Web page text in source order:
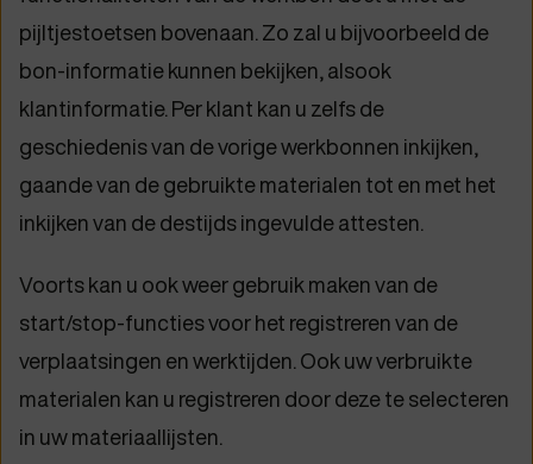
pijltjestoetsen bovenaan. Zo zal u bijvoorbeeld de
bon-informatie kunnen bekijken, alsook
klantinformatie. Per klant kan u zelfs de
geschiedenis van de vorige werkbonnen inkijken,
gaande van de gebruikte materialen tot en met het
inkijken van de destijds ingevulde attesten.
Voorts kan u ook weer gebruik maken van de
start/stop-functies voor het registreren van de
verplaatsingen en werktijden. Ook uw verbruikte
materialen kan u registreren door deze te selecteren
in uw materiaallijsten.